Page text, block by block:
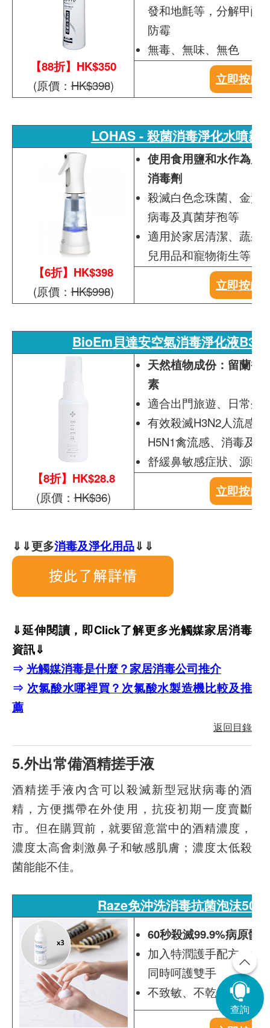
【88折】HK$350
(原價：HK$398)
發和地氈等，分解甲醛
防霉
無毒、無味、無色
立即按此
LOHAS - 殺菌消毒淨化水噴霧
【6折】HK$398
(原價：HK$998)
使用食用鹽和水作為原
消毒劑
殺滅白色念珠菌、金黃
病毒及真菌芽孢等
適用於家居清潔、蔬果
兒用品和寵物衛生等
立即按此
BioEm貝達安空氣消毒淨化液B30
【8折】HK$28.8
(原價：HK$36)
天然植物成份：留蘭香
素
適合出門旅遊、日常外
有效殺滅H3N2人流感
H5N1禽流感、消毒及分
舒緩鼻敏感症狀、源頭
立即按此
⇓⇓更多消毒及淨化用品⇓⇓
⇓延伸閱讀，即Click了解更多光觸媒家居消毒
資訊⇓
⇒ 光觸媒消毒是什麼？家居消毒公司推介
⇒ 次氯酸水哪裡買？次氯酸水製造機比較及推
薦
返回目錄
5.外出常備酒精搓手液
酒精搓手液內含可以殺滅新型冠狀病毒的酒
精，方便攜帶在外使用，抗疫初期一度賣斷
市。但在購買前，就要留意當中的酒精濃度，
濃度太高會刺激鼻子和敏感肌膚；濃度太低殺
菌能能不佳。
Raze免沖洗消毒抗菌泡沫
60秒殺滅99.9%病原體
加入特潤護手配方，添
同時呵護雙手
不致敏、不乾燥、不殘
查詢